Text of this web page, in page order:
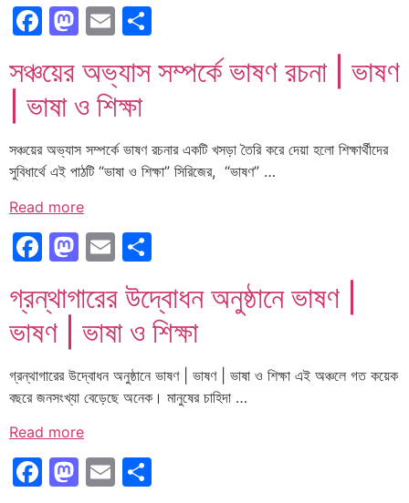
Facebook
Mastodon
Email
সঞ্চয়ের অভ্যাস সম্পর্কে ভাষণ রচনা | ভাষণ
| ভাষা ও শিক্ষা
সঞ্চয়ের অভ্যাস সম্পর্কে ভাষণ রচনার একটি খসড়া তৈরি করে দেয়া হলো শিক্ষার্থীদের
সুবিধার্থে এই পাঠটি “ভাষা ও শিক্ষা” সিরিজের, “ভাষণ” …
Read more
Facebook
Mastodon
Email
গ্রন্থাগারের উদ্বোধন অনুষ্ঠানে ভাষণ |
ভাষণ | ভাষা ও শিক্ষা
গ্রন্থাগারের উদ্বোধন অনুষ্ঠানে ভাষণ | ভাষণ | ভাষা ও শিক্ষা এই অঞ্চলে গত কয়েক
বছরে জনসংখ্যা বেড়েছে অনেক। মানুষের চাহিদা …
Read more
Facebook
Mastodon
Email